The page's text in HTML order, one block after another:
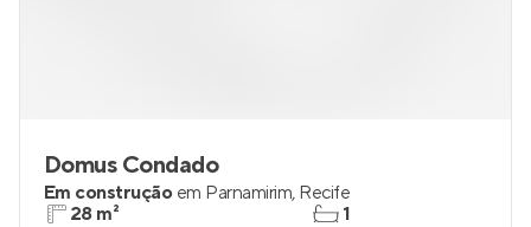
Domus Condado
Em construção em Parnamirim, Recife
28 m²
1